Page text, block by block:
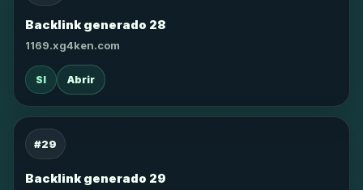
Backlink generado 28
1169.xg4ken.com
SI Abrir
#29
Backlink generado 29